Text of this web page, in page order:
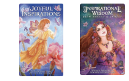
希少品
書籍
カード関連グッズ